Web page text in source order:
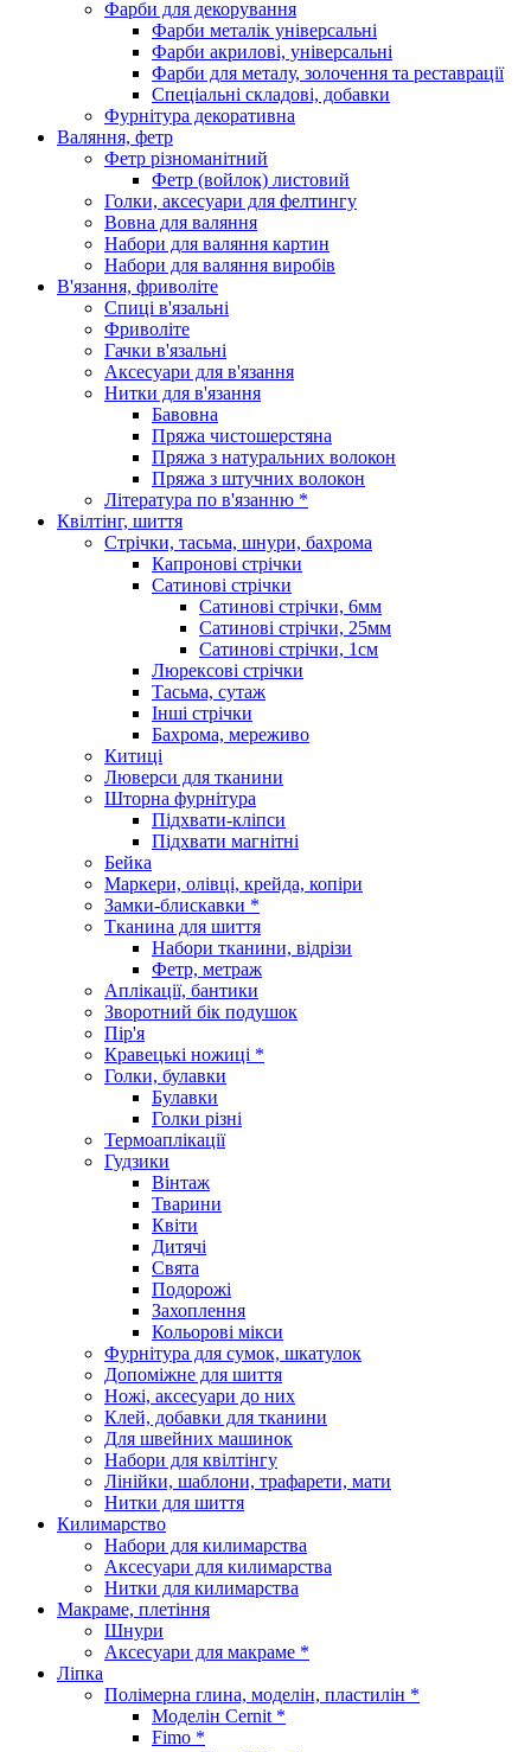
Фарби для декорування
Фарби металік універсальні
Фарби акрилові, універсальні
Фарби для металу, золочення та реставрації
Спеціальні складові, добавки
Фурнітура декоративна
Валяння, фетр
Фетр різноманітний
Фетр (войлок) листовий
Голки, аксесуари для фелтингу
Вовна для валяння
Набори для валяння картин
Набори для валяння виробів
В'язання, фриволіте
Спиці в'язальні
Фриволіте
Гачки в'язальні
Аксесуари для в'язання
Нитки для в'язання
Бавовна
Пряжа чистошерстяна
Пряжа з натуральних волокон
Пряжа з штучних волокон
Література по в'язанню *
Квілтінг, шиття
Стрічки, тасьма, шнури, бахрома
Капронові стрічки
Сатинові стрічки
Сатинові стрічки, 6мм
Сатинові стрічки, 25мм
Сатинові стрічки, 1см
Люрексові стрічки
Тасьма, сутаж
Інші стрічки
Бахрома, мереживо
Китиці
Люверси для тканини
Шторна фурнітура
Підхвати-кліпси
Підхвати магнітні
Бейка
Маркери, олівці, крейда, копіри
Замки-блискавки *
Тканина для шиття
Набори тканини, відрізи
Фетр, метраж
Аплікації, бантики
Зворотний бік подушок
Пір'я
Кравецькі ножиці *
Голки, булавки
Булавки
Голки різні
Термоаплікації
Гудзики
Вінтаж
Тварини
Квіти
Дитячі
Свята
Подорожі
Захоплення
Кольорові мікси
Фурнітура для сумок, шкатулок
Допоміжне для шиття
Ножі, аксесуари до них
Клей, добавки для тканини
Для швейних машинок
Набори для квілтінгу
Лінійки, шаблони, трафарети, мати
Нитки для шиття
Килимарство
Набори для килимарства
Аксесуари для килимарства
Нитки для килимарства
Макраме, плетіння
Шнури
Аксесуари для макраме *
Ліпка
Полімерна глина, моделін, пластилін *
Моделін Cernit *
Fimo *